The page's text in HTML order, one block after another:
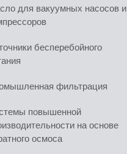
для вакуумных насосов и
бесперебойного
фильтрация
повышенной
на основе
осмоса